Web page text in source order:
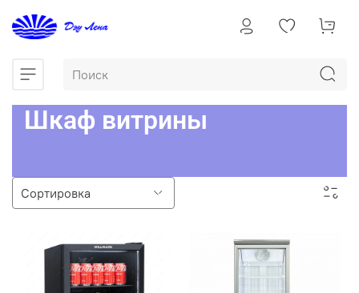
Шкаф витрины